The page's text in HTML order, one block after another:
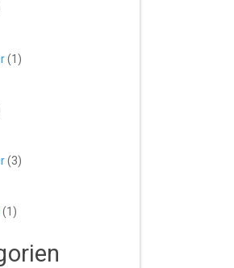
(1)
(3)
(1)